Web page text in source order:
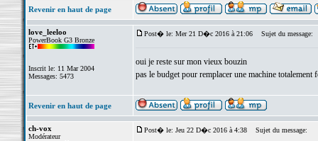
Revenir en haut de page
love_leeloo
PowerBook G3 Bronze
Inscrit le: 11 Mar 2004
Messages: 5473
Post� le: Mer 21 D�c 2016 à 21:06 Sujet du message:
oui je reste sur mon vieux bouzin
pas le budget pour remplacer une machine totalement
Revenir en haut de page
ch-vox
Modérateur
Post� le: Jeu 22 D�c 2016 à 4:38 Sujet du message: